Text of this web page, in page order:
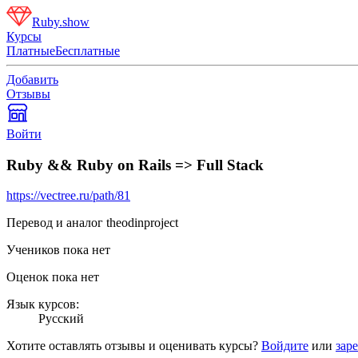
Ruby.show
Курсы
ПлатныеБесплатные
Добавить
Отзывы
Войти
Ruby && Ruby on Rails => Full Stack
https://vectree.ru/path/81
Перевод и аналог theodinproject
Учеников пока нет
Оценок пока нет
Язык курсов:
Русский
Хотите оставлять отзывы и оценивать курсы? Войдите или